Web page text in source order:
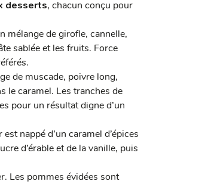
desserts, chacun conçu pour
de girofle, cannelle,
sablée et les fruits. Force
de muscade, poivre long,
le caramel. Les tranches de
pour un résultat digne d’un
nappé d’un caramel d’épices
d’érable et de la vanille, puis
Les pommes évidées sont